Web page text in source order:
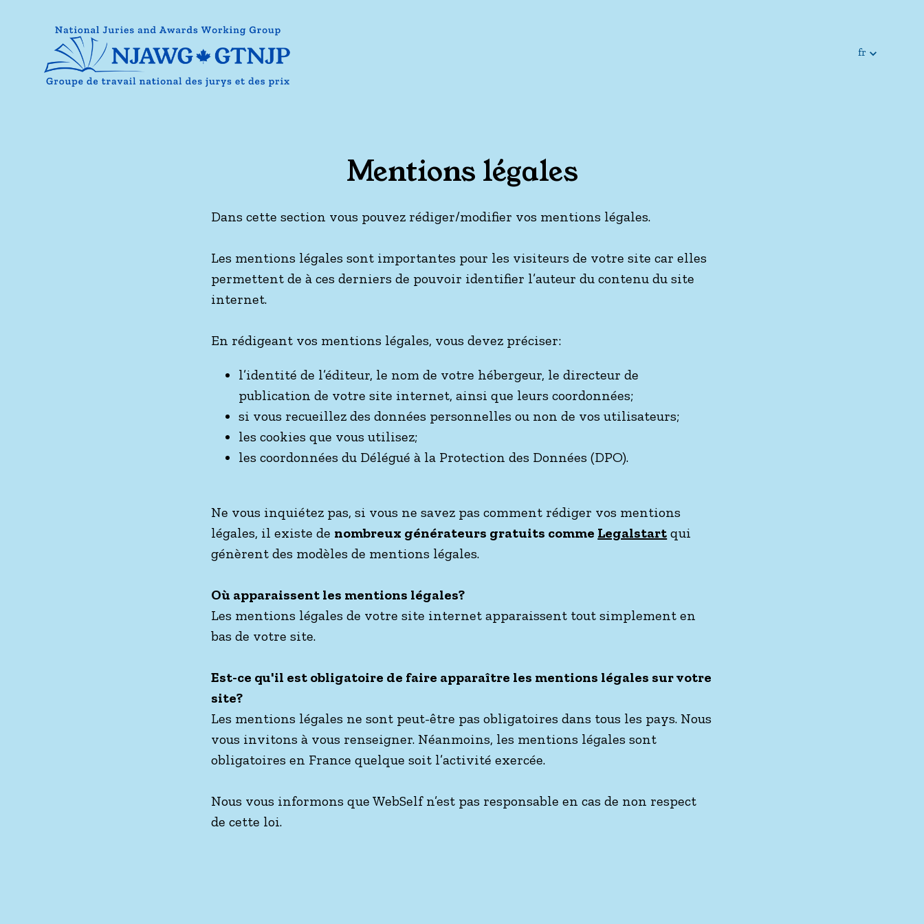
fr
Mentions légales
Dans cette section vous pouvez rédiger/modifier vos mentions légales.
Les mentions légales sont importantes pour les visiteurs de votre site car elles
permettent de à ces derniers de pouvoir identifier l’auteur du contenu du site
internet.
En rédigeant vos mentions légales, vous devez préciser:
l’identité de l’éditeur, le nom de votre hébergeur, le directeur de
publication de votre site internet, ainsi que leurs coordonnées;
si vous recueillez des données personnelles ou non de vos utilisateurs;
les cookies que vous utilisez;
les coordonnées du Délégué à la Protection des Données (DPO).
Ne vous inquiétez pas, si vous ne savez pas comment rédiger vos mentions
légales, il existe de nombreux générateurs gratuits comme Legalstart qui
génèrent des modèles de mentions légales.
Où apparaissent les mentions légales?
Les mentions légales de votre site internet apparaissent tout simplement en
bas de votre site.
Est-ce qu'il est obligatoire de faire apparaître les mentions légales sur votre
site?
Les mentions légales ne sont peut-être pas obligatoires dans tous les pays. Nous
vous invitons à vous renseigner. Néanmoins, les mentions légales sont
obligatoires en France quelque soit l’activité exercée.
Nous vous informons que WebSelf n’est pas responsable en cas de non respect
de cette loi.